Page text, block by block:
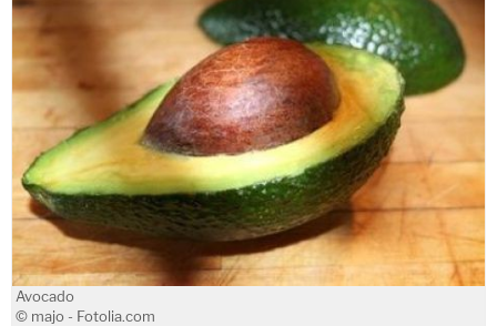
Avocado
© majo - Fotolia.com